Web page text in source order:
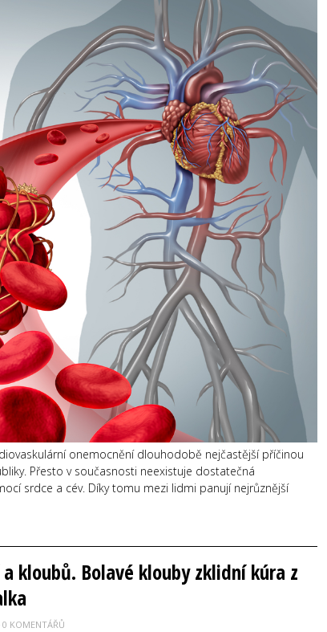
onemocnění dlouhodobě nejčastější příčinou
Přesto v současnosti neexistuje dostatečná
srdce a cév. Díky tomu mezi lidmi panují nejrůznější
kloubů. Bolavé klouby zklidní kúra z
0 KOMENTÁŘŮ